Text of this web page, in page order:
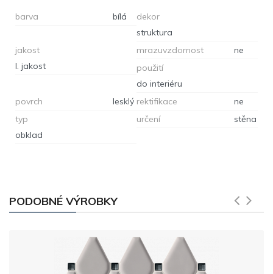
barva bílá
dekor
struktura
jakost
I. jakost
mrazuvzdornost
ne
použití
do interiéru
povrch
lesklý rektifikace
ne
typ
obklad
určení stěna
PODOBNÉ VÝROBKY